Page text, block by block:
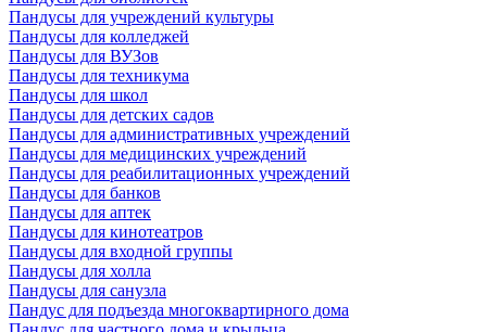
Пандусы для учреждений культуры
Пандусы для колледжей
Пандусы для ВУЗов
Пандусы для техникума
Пандусы для школ
Пандусы для детских садов
Пандусы для административных учреждений
Пандусы для медицинских учреждений
Пандусы для реабилитационных учреждений
Пандусы для банков
Пандусы для аптек
Пандусы для кинотеатров
Пандусы для входной группы
Пандусы для холла
Пандусы для санузла
Пандус для подъезда многоквартирного дома